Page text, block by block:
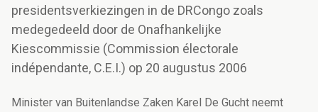
presidentsverkiezingen in de DRCongo zoals
medegedeeld door de Onafhankelijke
Kiescommissie (Commission électorale
indépendante, C.E.I.) op 20 augustus 2006
Minister van Buitenlandse Zaken Karel De Gucht neemt